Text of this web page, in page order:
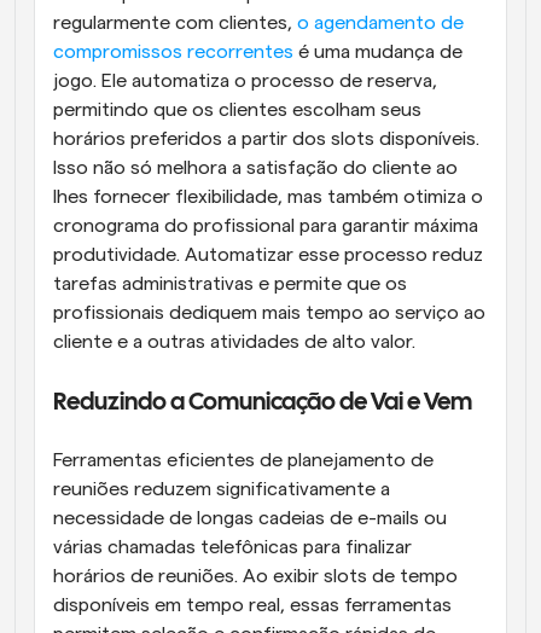
regularmente com clientes, o agendamento de
compromissos recorrentes é uma mudança de
jogo. Ele automatiza o processo de reserva,
permitindo que os clientes escolham seus
horários preferidos a partir dos slots disponíveis.
Isso não só melhora a satisfação do cliente ao
lhes fornecer flexibilidade, mas também otimiza o
cronograma do profissional para garantir máxima
produtividade. Automatizar esse processo reduz
tarefas administrativas e permite que os
profissionais dediquem mais tempo ao serviço ao
cliente e a outras atividades de alto valor.
Reduzindo a Comunicação de Vai e Vem
Ferramentas eficientes de planejamento de
reuniões reduzem significativamente a
necessidade de longas cadeias de e-mails ou
várias chamadas telefônicas para finalizar
horários de reuniões. Ao exibir slots de tempo
disponíveis em tempo real, essas ferramentas